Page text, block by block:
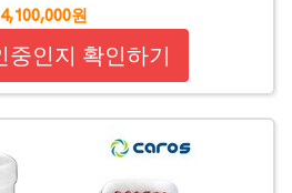
4,100,000원
중인지 확인하기